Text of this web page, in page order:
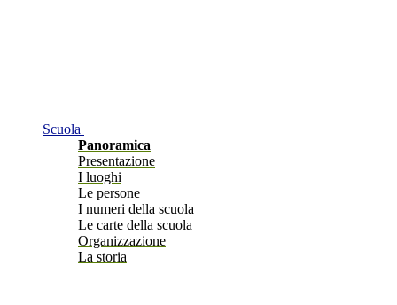
Scuola
Panoramica
Presentazione
I luoghi
Le persone
I numeri della scuola
Le carte della scuola
Organizzazione
La storia